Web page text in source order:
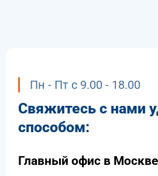
Пн - Пт с 9.00 - 18.00
Свяжитесь с нами
способом:
Главный офис в